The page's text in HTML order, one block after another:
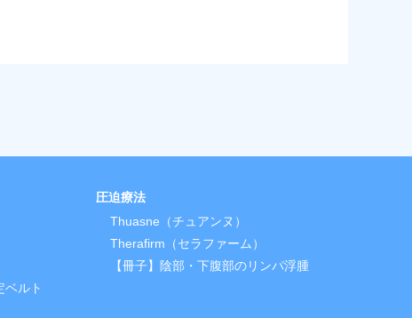
ルト
圧迫療法
Thuasne（チュアンヌ）
Therafirm（セラファーム）
【冊子】陰部・下腹部のリンパ浮腫